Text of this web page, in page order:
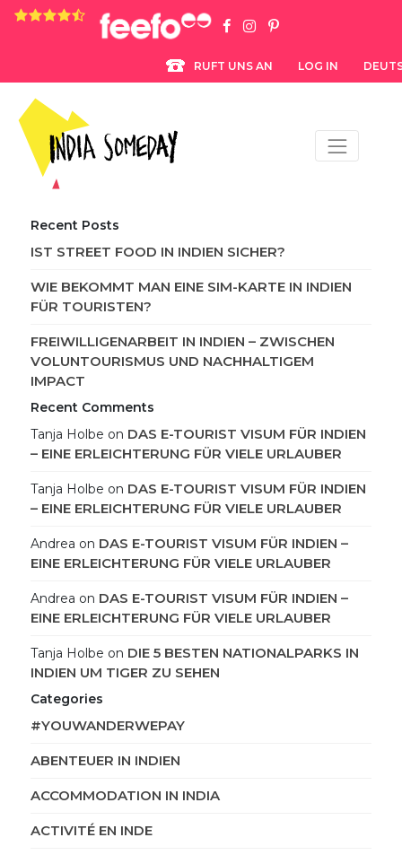
4.8 rating based on 1,234 ratings
RUFT UNS AN LOG IN
Recent Posts
IST STREET FOOD IN INDIEN SICHER?
WIE BEKOMMT MAN EINE SIM-KARTE IN INDIEN
FÜR TOURISTEN?
FREIWILLIGENARBEIT IN INDIEN – ZWISCHEN
VOLUNTOURISMUS UND NACHHALTIGEM
IMPACT
Recent Comments
Tanja Holbe on DAS E-TOURIST VISUM FÜR INDIEN
– EINE ERLEICHTERUNG FÜR VIELE URLAUBER
Tanja Holbe on DAS E-TOURIST VISUM FÜR INDIEN
– EINE ERLEICHTERUNG FÜR VIELE URLAUBER
Andrea on DAS E-TOURIST VISUM FÜR INDIEN –
EINE ERLEICHTERUNG FÜR VIELE URLAUBER
Andrea on DAS E-TOURIST VISUM FÜR INDIEN –
EINE ERLEICHTERUNG FÜR VIELE URLAUBER
Tanja Holbe on DIE 5 BESTEN NATIONALPARKS IN
INDIEN UM TIGER ZU SEHEN
Categories
#YOUWANDERWEPAY
ABENTEUER IN INDIEN
ACCOMMODATION IN INDIA
ACTIVITÉ EN INDE